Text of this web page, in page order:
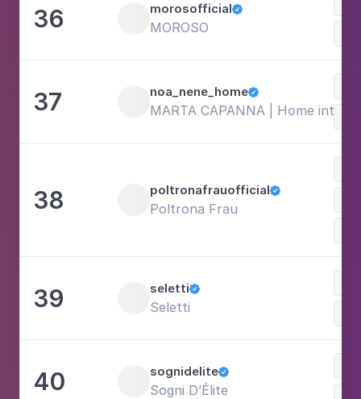
36 morosofficial
MOROSO
37 noa_nene_home
MARTA CAPANNA | Home
38 poltronafrauofficial
Poltrona Frau
39 seletti
Seletti
40 sognidelite
Sogni D’Élite